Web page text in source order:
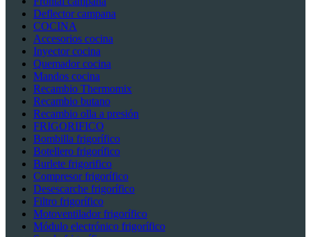
Deflector campana
COCINA
Accesorios cocina
Inyector cocina
Quemador cocina
Mandos cocina
Recambio Thermomix
Recambio butano
Recambio olla a presión
FRIGORIFICO
Bombilla frigorífico
Botellero frigorífico
Burlete frigorifico
Compresor frigorífico
Desescarche frigorífico
Filtro frigorífico
Motoventilador frigorífico
Módulo electrónico frigorífico